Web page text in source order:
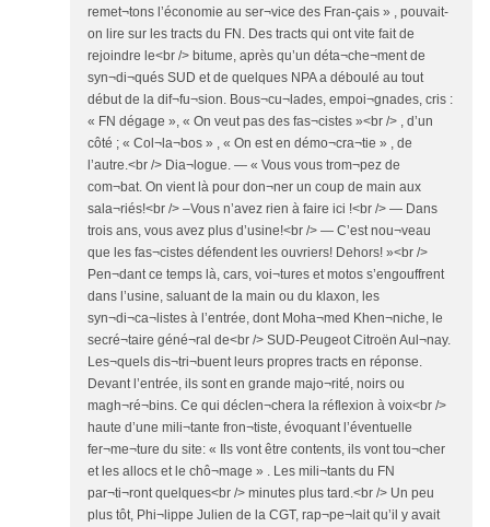
remet¬tons l’économie au ser¬vice des Fran-çais » , pouvait-
on lire sur les tracts du FN. Des tracts qui ont vite fait de
rejoindre le<br /> bitume, après qu’un déta¬che¬ment de
syn¬di¬qués SUD et de quelques NPA a déboulé au tout
début de la dif¬fu¬sion. Bous¬cu¬lades, empoi¬gnades, cris :
« FN dégage », « On veut pas des fas¬cistes »<br /> , d’un
côté ; « Col¬la¬bos » , « On est en démo¬cra¬tie » , de
l’autre.<br /> Dia¬logue. — « Vous vous trom¬pez de
com¬bat. On vient là pour don¬ner un coup de main aux
sala¬riés!<br /> –Vous n’avez rien à faire ici !<br /> — Dans
trois ans, vous avez plus d’usine!<br /> — C’est nou¬veau
que les fas¬cistes défendent les ouvriers! Dehors! »<br />
Pen¬dant ce temps là, cars, voi¬tures et motos s’engouffrent
dans l’usine, saluant de la main ou du klaxon, les
syn¬di¬ca¬listes à l’entrée, dont Moha¬med Khen¬niche, le
secré¬taire géné¬ral de<br /> SUD-Peugeot Citroën Aul¬nay.
Les¬quels dis¬tri¬buent leurs propres tracts en réponse.
Devant l’entrée, ils sont en grande majo¬rité, noirs ou
magh¬ré¬bins. Ce qui déclen¬chera la réflexion à voix<br />
haute d’une mili¬tante fron¬tiste, évoquant l’éventuelle
fer¬me¬ture du site: « Ils vont être contents, ils vont tou¬cher
et les allocs et le chô¬mage » . Les mili¬tants du FN
par¬ti¬ront quelques<br /> minutes plus tard.<br /> Un peu
plus tôt, Phi¬lippe Julien de la CGT, rap¬pe¬lait qu’il y avait